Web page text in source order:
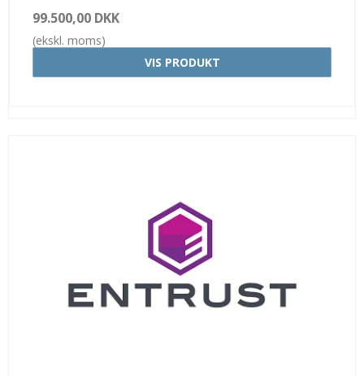
99.500,00 DKK
(ekskl. moms)
VIS PRODUKT